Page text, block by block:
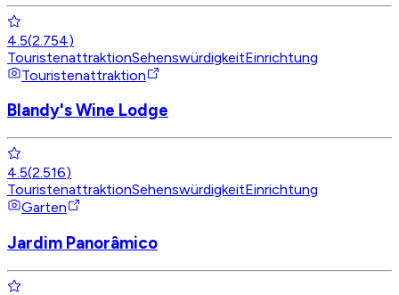
4.5(2.754)
TouristenattraktionSehenswürdigkeitEinrichtung
Touristenattraktion
Blandy's Wine Lodge
4.5(2.516)
TouristenattraktionSehenswürdigkeitEinrichtung
Garten
Jardim Panorâmico